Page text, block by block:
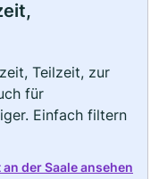
Teilzeit, zur
für
Einfach filtern
der Saale ansehen